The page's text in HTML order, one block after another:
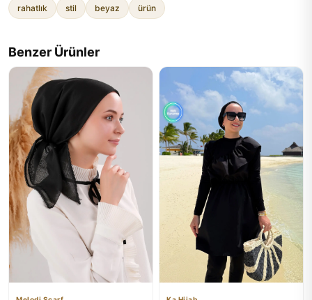
rahatlık stil beyaz ürün
Benzer Ürünler